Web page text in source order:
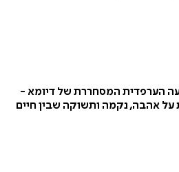
המסחררת של דיומא -
נקמה ותשוקה שבין חיים